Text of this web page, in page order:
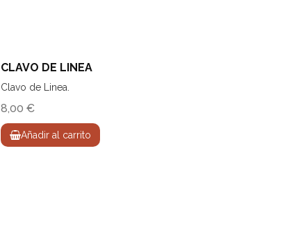
CLAVO DE LINEA
Clavo de Linea.
8,00 €
Añadir al carrito